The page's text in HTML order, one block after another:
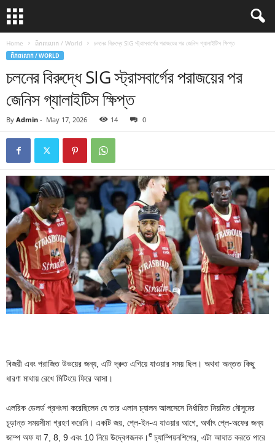
Home ពិភពលោក / World চলনের বিরুদ্ধে SIG স্ট্রাসবার্গের পরাজয়ের পর জেনিস গ্যালাইটিস ক্ষিপ্ত
ពិភពលោក / WORLD
চলনের বিরুদ্ধে SIG স্ট্রাসবার্গের পরাজয়ের পর
জেনিস গ্যালাইটিস ক্ষিপ্ত
By Admin - May 17, 2026 14 0
বিজয়ী এবং পরাজিত উভয়ের জন্য, এটি দ্রুত এগিয়ে যাওয়ার সময় ছিল। অথবা অন্তত কিছু
ধারণা মাথায় রেখে মিটিংয়ে ফিরে আসা।
এলরিক ডেলর্ড প্রশংসা করেছিলেন যে তার এলান চ্যালন আলসেসে নির্ধারিত নিয়মিত মৌসুমের
চূড়ান্ত সময়সীমা গ্রহণ করেনি। একটি জয়, প্লে-ইন-এ যাওয়ার আগে, অর্থাৎ প্লে-অফের জন্য
জাম্প অফ যা 7, 8, 9 এবং 10 নিয়ে উদ্বেগজনক।eচ্যাম্পিয়নশিপের, এটা আঘাত করতে পারে